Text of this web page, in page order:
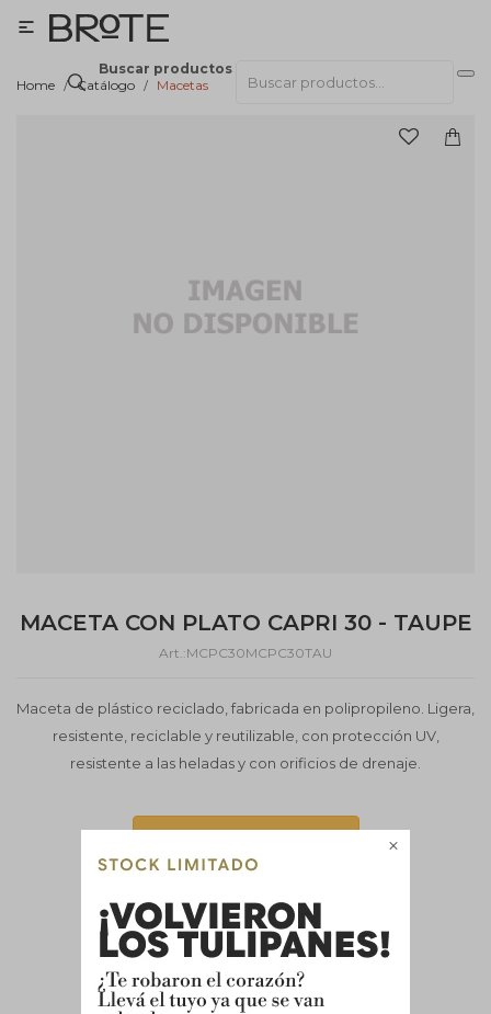

Buscar productos

Home Catálogo Macetas
MACETA CON PLATO CAPRI 30 - TAUPE
MCPC30MCPC30TAU
Maceta de plástico reciclado, fabricada en polipropileno. Ligera,
resistente, reciclable y reutilizable, con protección UV,
resistente a las heladas y con orificios de drenaje.